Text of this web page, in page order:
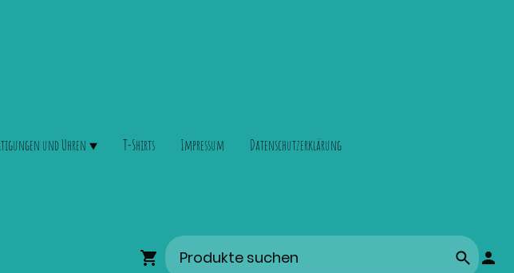
und Uhren T-Shirts Impressum Datenschutzerklärung